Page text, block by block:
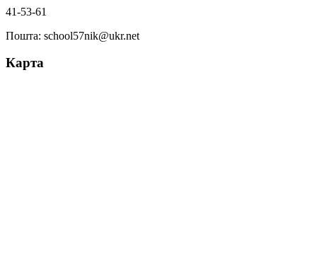
41-53-61
Пошта: school57nik@ukr.net
Карта